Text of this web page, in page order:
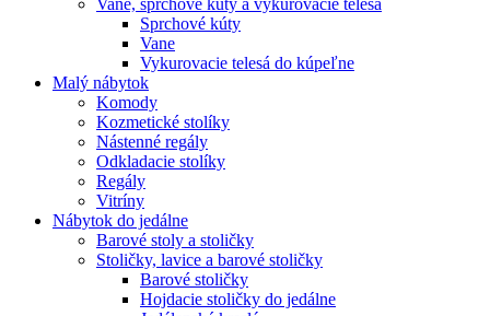
Sprchové kúty
Vane
Vykurovacie telesá do kúpeľne
Malý nábytok
Komody
Kozmetické stolíky
Nástenné regály
Odkladacie stolíky
Regály
Vitríny
Nábytok do jedálne
Barové stoly a stoličky
Stoličky, lavice a barové stoličky
Barové stoličky
Hojdacie stoličky do jedálne